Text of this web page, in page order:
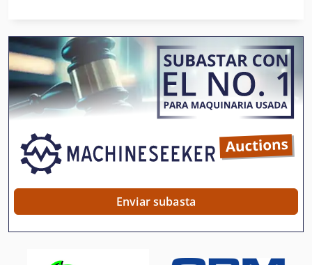
Seccionadora Manual
Seccionadoras De Presión
Separación
Separador De
Separador De Aceite
Separador De Agua
Enviar subasta